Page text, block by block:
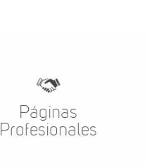
Páginas
Profesionales